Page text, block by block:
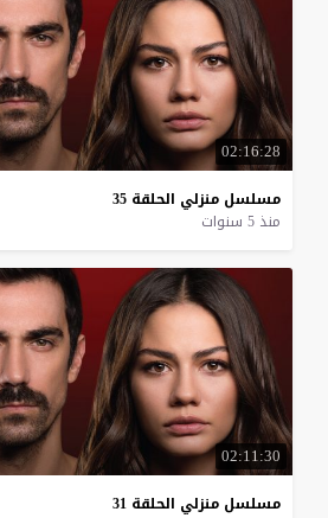
02:16:28
مسلسل منزلي الحلقة 35
منذ 5 سنوات
02:11:30
مسلسل منزلي الحلقة 31